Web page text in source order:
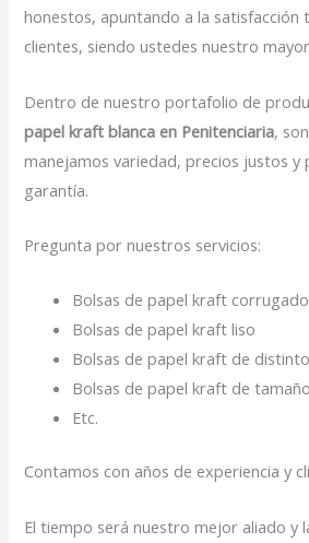
honestos, apuntando a la satisfacción
clientes, siendo ustedes nuestro
Dentro de nuestro portafolio de
papel kraft blanca en Penitenciaria,
manejamos variedad, precios justos y
garantía.
Pregunta por nuestros servicios:
Bolsas de papel kraft corrugado
Bolsas de papel kraft liso
Bolsas de papel kraft de
Bolsas de papel kraft de
Etc.
Contamos con años de experiencia y
El tiempo será nuestro mejor aliado y